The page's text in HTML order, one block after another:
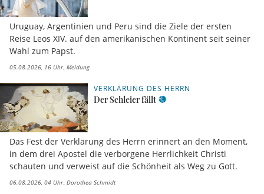
Uruguay, Argentinien und Peru sind die Ziele der ersten
Reise Leos XIV. auf den amerikanischen Kontinent seit seiner
Wahl zum Papst.
05.08.2026, 16 Uhr Meldung
VERKLÄRUNG DES HERRN
Der Schleier fällt
Das Fest der Verklärung des Herrn erinnert an den Moment,
in dem drei Apostel die verborgene Herrlichkeit Christi
schauten und verweist auf die Schönheit als Weg zu Gott.
06.08.2026, 04 Uhr Dorothea Schmidt